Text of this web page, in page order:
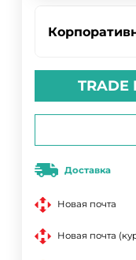
TRADE
Доставка
Новая почта
Новая почта